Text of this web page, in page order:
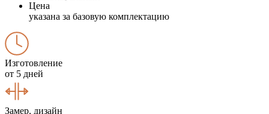
Цена
указана за базовую комплектацию
Изготовление
от 5 дней
Замер, дизайн